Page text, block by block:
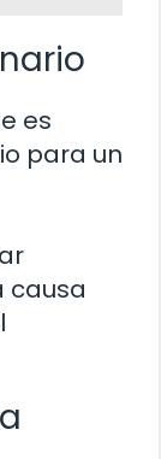
es
para un
causa